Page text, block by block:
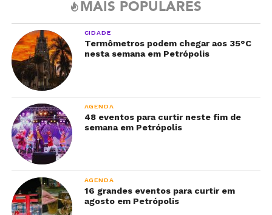
MAIS POPULARES
CIDADE
Termômetros podem chegar aos 35°C
nesta semana em Petrópolis
AGENDA
48 eventos para curtir neste fim de
semana em Petrópolis
AGENDA
16 grandes eventos para curtir em
agosto em Petrópolis